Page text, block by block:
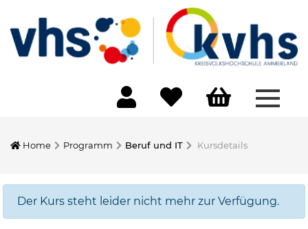
Home Programm Beruf und IT Kursdetails
Der Kurs steht leider nicht mehr zur Verfügung.